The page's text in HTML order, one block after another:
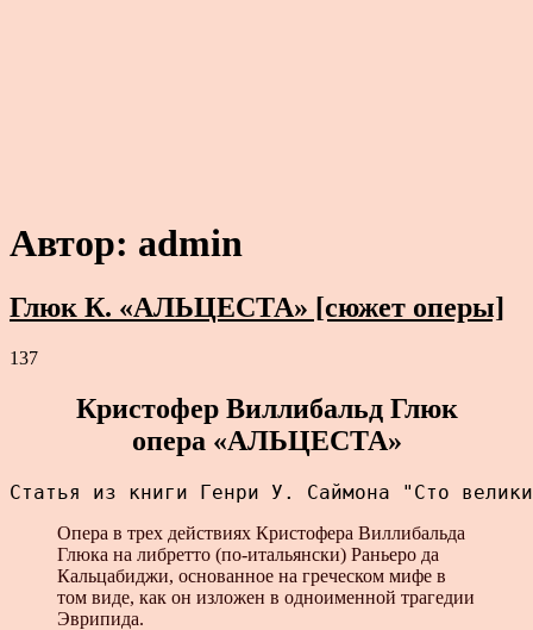
Автор: admin
Глюк К. «АЛЬЦЕСТА» [сюжет оперы]
137
Кристофер Виллибаль­д Глюк
опера «АЛЬЦЕСТА»
Статья из книги Генри У. Саймона "Сто
Опера в трех действиях Кристофера Виллибаль­да
Глюка на либретто (по-итальянски) Раньеро да
Кальцабиджи, основанное на греческом мифе в
том виде, как он изложен в одноименной трагедии
Эврипида.